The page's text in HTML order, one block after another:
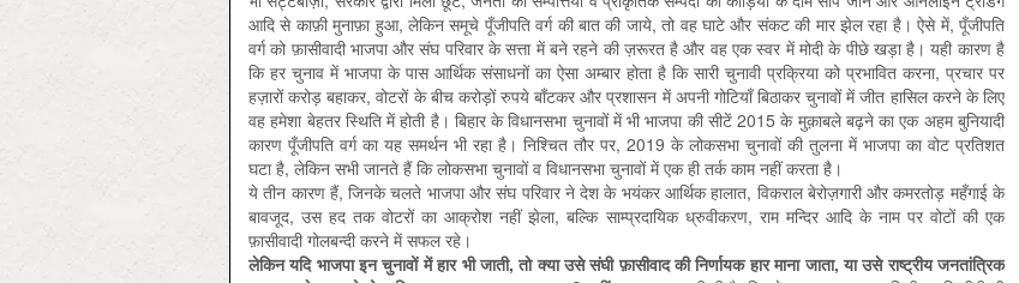
आदि से काफ़ी मुनाफ़ा हुआ, लेकिन समूचे पूँजीपति वर्ग की बात की जाये, तो वह घाटे और संकट की मार झेल रहा है। ऐसे में, पूँजीपति
वर्ग को फ़ासीवादी भाजपा और संघ परिवार के सत्ता में बने रहने की ज़रूरत है और वह एक स्वर में मोदी के पीछे खड़ा है। यही कारण है
कि हर चुनाव में भाजपा के पास आर्थिक संसाधनों का ऐसा अम्बार होता है कि सारी चुनावी प्रक्रिया को प्रभावित करना, प्रचार पर
हज़ारों करोड़ बहाकर, वोटरों के बीच करोड़ों रुपये बाँटकर और प्रशासन में अपनी गोटियाँ बिठाकर चुनावों में जीत हासिल करने के लिए
वह हमेशा बेहतर स्थिति में होती है। बिहार के विधानसभा चुनावों में भी भाजपा की सीटें 2015 के मुक़ाबले बढ़ने का एक अहम बुनियादी
कारण पूँजीपति वर्ग का यह समर्थन भी रहा है। निश्चित तौर पर, 2019 के लोकसभा चुनावों की तुलना में भाजपा का वोट प्रतिशत
घटा है, लेकिन सभी जानते हैं कि लोकसभा चुनावों व विधानसभा चुनावों में एक ही तर्क काम नहीं करता है।
ये तीन कारण हैं, जिनके चलते भाजपा और संघ परिवार ने देश के भयंकर आर्थिक हालात, विकराल बेरोज़गारी और कमरतोड़ महँगाई के
बावजूद, उस हद तक वोटरों का आक्रोश नहीं झेला, बल्कि साम्प्रदायिक ध्रुवीकरण, राम मन्दिर आदि के नाम पर वोटों की एक
फ़ासीवादी गोलबन्दी करने में सफल रहे।
लेकिन यदि भाजपा इन चुनावों में हार भी जाती, तो क्या उसे संघी फ़ासीवाद की निर्णायक हार माना जाता, या उसे राष्ट्रीय जनतांत्रिक